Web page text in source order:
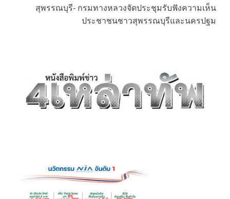
สุพรรณบุรี- กรมทางหลวงจัดประชุมรับฟังความเห็น
ประชาชนชาวสุพรรณบุรีและนครปฐม